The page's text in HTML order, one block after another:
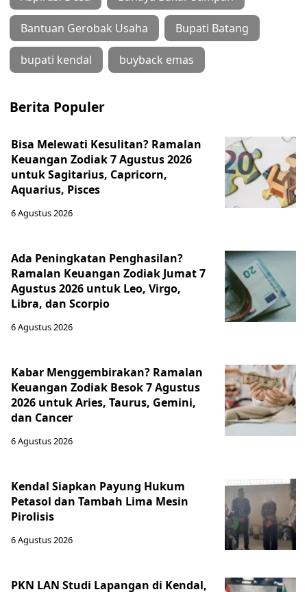
Bantuan Gerobak Usaha Bupati Batang
bupati kendal buyback emas
Berita Populer
Bisa Melewati Kesulitan? Ramalan
Keuangan Zodiak 7 Agustus 2026
untuk Sagitarius, Capricorn,
Aquarius, Pisces
6 Agustus 2026
Ada Peningkatan Penghasilan?
Ramalan Keuangan Zodiak Jumat 7
Agustus 2026 untuk Leo, Virgo,
Libra, dan Scorpio
6 Agustus 2026
Kabar Menggembirakan? Ramalan
Keuangan Zodiak Besok 7 Agustus
2026 untuk Aries, Taurus, Gemini,
dan Cancer
6 Agustus 2026
Kendal Siapkan Payung Hukum
Petasol dan Tambah Lima Mesin
Pirolisis
6 Agustus 2026
PKN LAN Studi Lapangan di Kendal,